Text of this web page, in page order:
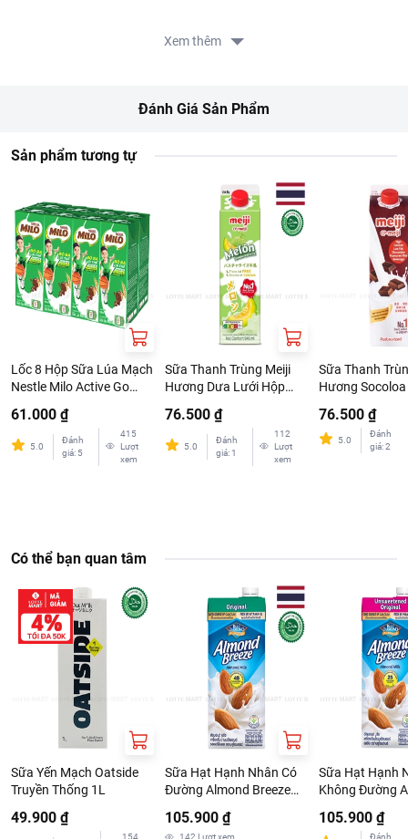
Hướng dẫn sử dụng: Lắc đều trước khi uống, ngon hơn khi uống
Xem thêm
Đánh Giá Sản Phẩm
Sản phẩm tương tự
Lốc 8 Hộp Sữa Lúa Mạch
Nestle Milo Active Go
61.000 ₫
5.0
Đánh
giá: 5
415
Lượt
xem
Sữa Thanh Trùng Meiji
Hương Dưa Lưới Hộp
76.500 ₫
5.0
Đánh
giá: 1
112
Lượt
xem
Sữa Thanh
Hương
76.500 ₫
5.0
Đánh
giá:2
Có thể bạn quan tâm
Sữa Yến Mạch Oatside
Truyền Thống 1L
49.900 ₫
154
Sữa Hạt Hạnh Nhân Có
Đường Almond Breeze
946ml
105.900 ₫
142 Lượt xem
Sữa Hạt Hạnh
Không Đường
946ml
105.900 ₫
Đánh